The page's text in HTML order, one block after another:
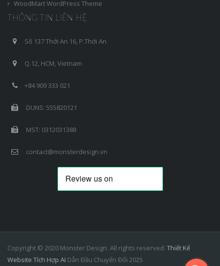
WoodMart WordPress Theme
THÔNG TIN LIÊN HỆ
Số 137 Thới An 16, P.Thới An
Q.12, HCM, Vietnam
+84 909 333 021
DUNS: 555820121
MST: 0312031388
contact@monsterdesign.vn
Copyright © 2020 Monster Design. All rights reserved. Thiết Kế
Website Tích Hợp AI Dẫn Đầu Chuyển Đổi 2025